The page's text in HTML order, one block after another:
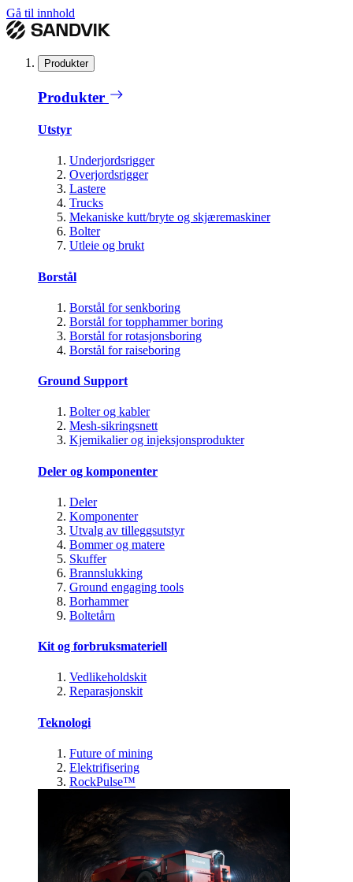
Gå til innhold
Produkter
Produkter
Utstyr
Underjordsrigger
Overjordsrigger
Lastere
Trucks
Mekaniske kutt/bryte og skjæremaskiner
Bolter
Utleie og brukt
Borstål
Borstål for senkboring
Borstål for topphammer boring
Borstål for rotasjonsboring
Borstål for raiseboring
Ground Support
Bolter og kabler
Mesh-sikringsnett
Kjemikalier og injeksjonsprodukter
Deler og komponenter
Deler
Komponenter
Utvalg av tilleggsutstyr
Bommer og matere
Skuffer
Brannslukking
Ground engaging tools
Borhammer
Boltetårn
Kit og forbruksmateriell
Vedlikeholdskit
Reparasjonskit
Teknologi
Future of mining
Elektrifisering
RockPulse™